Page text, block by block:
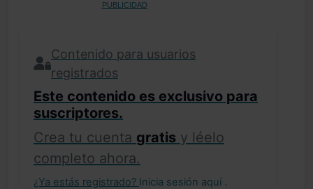
PUBLICIDAD
Contenido para usuarios
registrados
Este contenido es exclusivo para
suscriptores.
Crea tu cuenta gratis y léelo
completo ahora.
¿Ya estás registrado? Inicia sesión aquí .